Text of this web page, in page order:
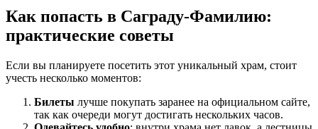
Как попасть в Саграду-Фамилию:
практические советы
Если вы планируете посетить этот уникальный храм, стоит
учесть несколько моментов:
Билеты лучше покупать заранее на официальном сайте,
так как очереди могут достигать нескольких часов.